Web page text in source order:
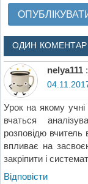
ОДИН КОМЕНТАР
nelya111 :
Урок на якому
вчаться
розповідю
впливає на
закріпити і
Відповіcти